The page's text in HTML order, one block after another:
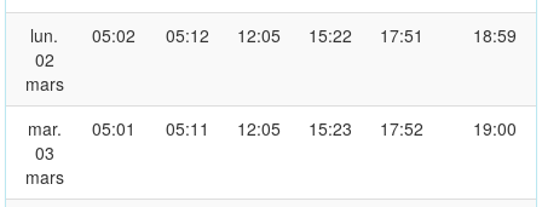
lun.
02
mars
05:02 05:12 12:05 15:22 17:51 18:59
mar.
03
mars
05:01 05:11 12:05 15:23 17:52 19:00